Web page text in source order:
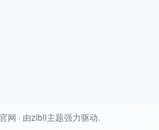
网 · 由zibll主题强力驱动.